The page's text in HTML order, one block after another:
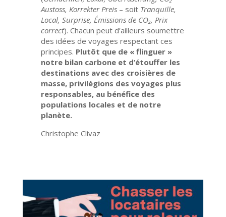
Austoss, Korrekter Preis– soit Tranquille,
Local, Surprise, Émissions de CO₂, Prix
correct). Chacun peut d’ailleurs soumettre
des idées de voyages respectant ces
principes. Plutôt que de « flinguer »
notre bilan carbone et d’étouffer les
destinations avec des croisières de
masse, privilégions des voyages plus
responsables, au bénéfice des
populations locales et de notre
planète.
Christophe Clivaz